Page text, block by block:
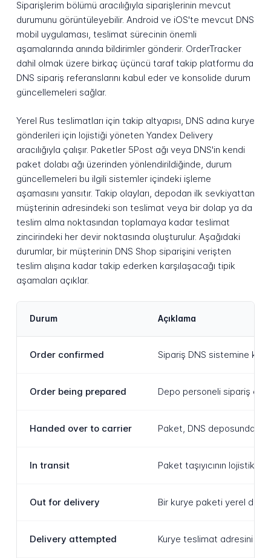
Siparişlerim bölümü aracılığıyla siparişlerinin mevcut
durumunu görüntüleyebilir. Android ve iOS'te mevcut DNS
mobil uygulaması, teslimat sürecinin önemli
aşamalarında anında bildirimler gönderir. OrderTracker
dahil olmak üzere birkaç üçüncü taraf takip platformu da
DNS sipariş referanslarını kabul eder ve konsolide durum
güncellemeleri sağlar.
Yerel Rus teslimatları için takip altyapısı, DNS adına kurye
gönderileri için lojistiği yöneten Yandex Delivery
aracılığıyla çalışır. Paketler 5Post ağı veya DNS'in kendi
paket dolabı ağı üzerinden yönlendirildiğinde, durum
güncellemeleri bu ilgili sistemler içindeki işleme
aşamasını yansıtır. Takip olayları, depodan ilk sevkiyattan
müşterinin adresindeki son teslimat veya bir dolap ya da
teslim alma noktasından toplamaya kadar teslimat
zincirindeki her devir noktasında oluşturulur. Aşağıdaki
durumlar, bir müşterinin DNS Shop siparişini verişten
teslim alışına kadar takip ederken karşılaşacağı tipik
aşamaları açıklar.
Durum Açıklama
Order confirmed Sipariş DNS sistemine
Order being prepared Depo personeli sipariş
Handed over to carrier Paket, DNS deposundan
In transit Paket taşıyıcının lojistik
Out for delivery Bir kurye paketi yerel
Delivery attempted Kurye teslimat adresini